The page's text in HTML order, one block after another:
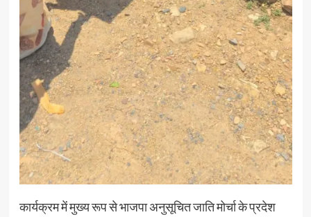
कार्यक्रम में मुख्य रूप से भाजपा अनुसूचित जाति मोर्चा के प्रदेश